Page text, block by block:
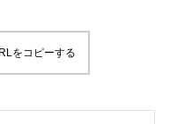
をコピーする